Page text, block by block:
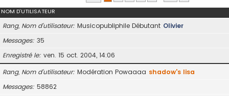
NOM D’UTILISATEUR
Rang, Nom d’utilisateur Musicopubliphile Débutant Olivier
Messages 35
Enregistré le ven. 15 oct. 2004, 14:06
Rang, Nom d’utilisateur Modération Powaaaa shadow's lisa
Messages 58862